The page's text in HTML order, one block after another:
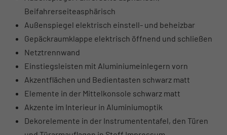
Beifahrerseiteasphärisch
Außenspiegel elektrisch einstell- und beheizbar
Gepäckraumklappe elektrisch öffnend und schließen
Netztrennwand
Einstiegsleisten mit Aluminiumeinlegern vorn
Akzentflächen und Bedientasten schwarz matt
Elemente in der Mittelkonsole schwarz matt
Akzente im Interieur in Aluminiumoptik
Dekorelemente in der Instrumententafel, den Türen